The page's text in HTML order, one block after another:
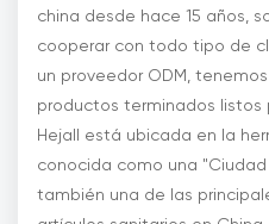
china desde hace 15 años,
cooperar con todo tipo de
un proveedor ODM,
productos terminados listos
Hejall está ubicada en la
conocida como una
también una de las